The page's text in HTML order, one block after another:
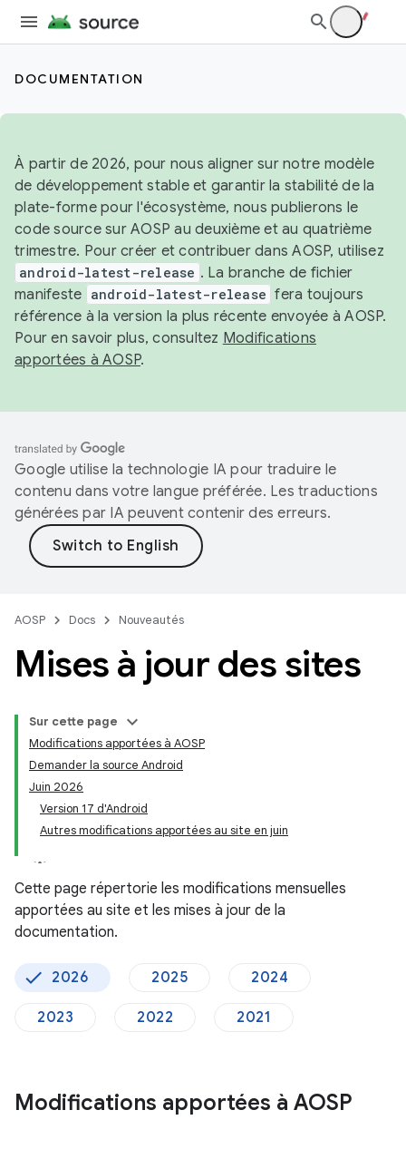
DOCUMENTATION
À partir de 2026, pour nous aligner sur notre modèle
de développement stable et garantir la stabilité de la
plate-forme pour l'écosystème, nous publierons le
code source sur AOSP au deuxième et au quatrième
trimestre. Pour créer et contribuer dans AOSP, utilisez
android-latest-release . La branche de fichier
manifeste android-latest-release fera toujours
référence à la version la plus récente envoyée à AOSP.
Pour en savoir plus, consultez Modifications
apportées à AOSP.
Google utilise la technologie IA pour traduire le
contenu dans votre langue préférée. Les traductions
générées par IA peuvent contenir des erreurs.
AOSP Docs Nouveautés
Mises à jour des sites
Sur cette page
Modifications apportées à AOSP
Demander la source Android
Juin 2026
Version 17 d'Android
Autres modifications apportées au site en juin
Cette page répertorie les modifications mensuelles
apportées au site et les mises à jour de la
documentation.
2026 2025 2024
2023 2022 2021
Modifications apportées à AOSP